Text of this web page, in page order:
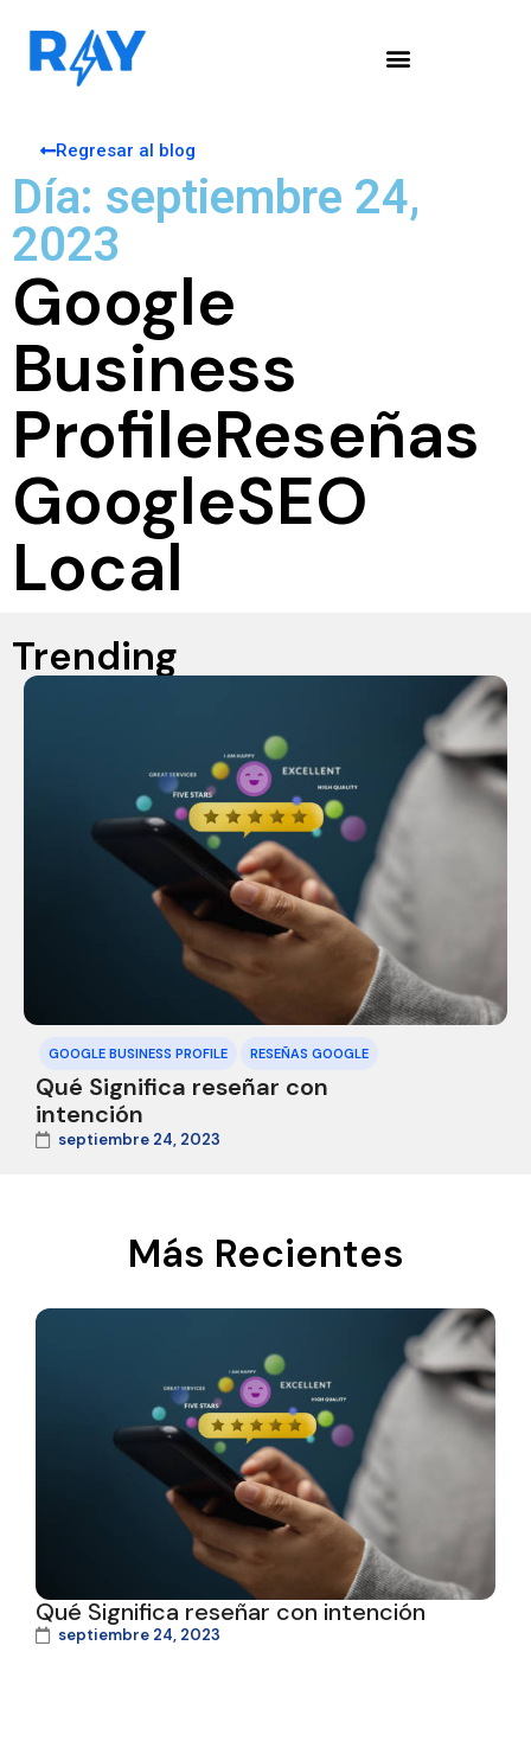
Regresar al blog
Día: septiembre 24,
2023
Google
Business
ProfileReseñas
GoogleSEO
Local
Trending
GOOGLE BUSINESS PROFILE RESEÑAS GOOGLE
Qué Significa reseñar con
intención
septiembre 24, 2023
Más Recientes
Qué Significa reseñar con intención
septiembre 24, 2023